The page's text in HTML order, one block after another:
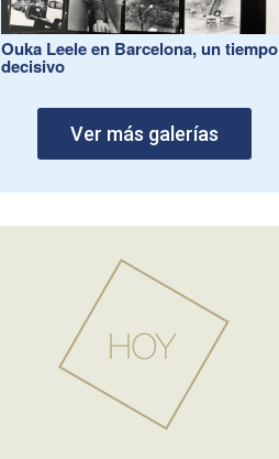
Ouka Leele en Barcelona, un tiempo
decisivo
Ver más galerías